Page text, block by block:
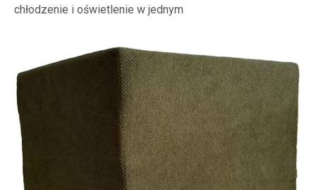
chłodzenie i oświetlenie w jednym